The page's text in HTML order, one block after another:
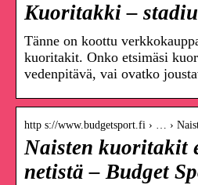
Kuoritakki –
Tänne on koottu
kuoritakit. Onko etsimäsi
vedenpitävä, vai ovatko
http s://www.budgetsport.fi › … ›
Naisten kuoritakit
netistä – Budget